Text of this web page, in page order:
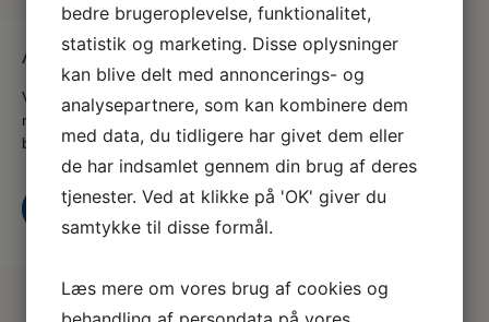
Anæstesi og monitorering del 2
Vi er en del af serviceforbundet og er til for at hjælpe dig
når du er i tvivl, skal skal godt videre eller søger nyt,
både som din fagforening og A-kasse
Kontakt os Bliv medlem i dag
bedre brugeroplevelse, funktionalitet,
statistik og marketing. Disse oplysninger
kan blive delt med annoncerings- og
analysepartnere, som kan kombinere dem
med data, du tidligere har givet dem eller
de har indsamlet gennem din brug af deres
tjenester. Ved at klikke på 'OK' giver du
samtykke til disse formål.
Læs mere om vores brug af cookies og